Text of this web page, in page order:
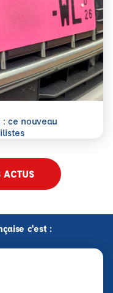
ce nouveau
: ce nouveau format
ACTUS
c'est :